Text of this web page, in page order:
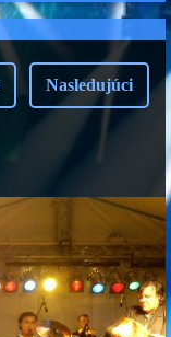
Nasledujúci